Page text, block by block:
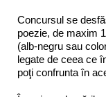
Concursul se
poezie, de maxim
(alb-negru sau
legate de ceea ce
poţi confrunta în